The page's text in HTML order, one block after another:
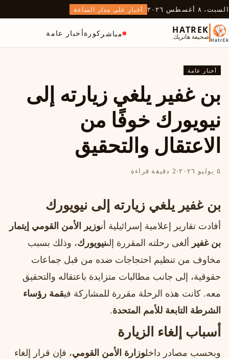
السبت، ٨ أغسطس ٢٠٢٦ أخبار على مدار الساعة
HATREK
صحيفة هاتريك مباشر كورةأخبار عامة
أخبار عامة
بن غفير يلغي زيارته إلى
نيويورك خوفًا من
الاعتقال والتحقيق
٥ يوليو ٢٠٢٦ ·2 دقيقة قراءة
بن غفير يلغي زيارته إلى نيويورك
أفادت تقارير إعلامية إسرائيلية أنوزير الأمن القومي إيتمار
بن غفير ألغى رحلته المقررة إلىنيويورك، وذلك بسبب
مخاوف من تنظيم احتجاجات ضده من قبل جماعات
حقوقية، إلى جانب مطالبات متزايدة باعتقاله والتحقيق
معه. كانت هذه الرحلة مقررة للمشاركة فيقمة رؤساء
الشرطة التابعة للأمم المتحدة.
أسباب إلغاء الزيارة
وبحسب مصادر داخلوزارة الأمن القومي، فإن قرار إلغاء